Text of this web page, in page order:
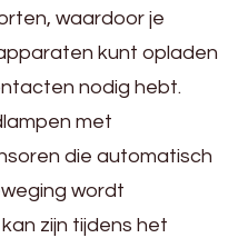
waardoor je
kunt opladen
nodig hebt.
met
die automatisch
wordt
zijn tijdens het